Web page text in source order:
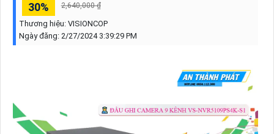
30% 2,640,000 ₫
Thương hiệu: VISIONCOP
Ngày đăng: 2/27/2024 3:39:29 PM